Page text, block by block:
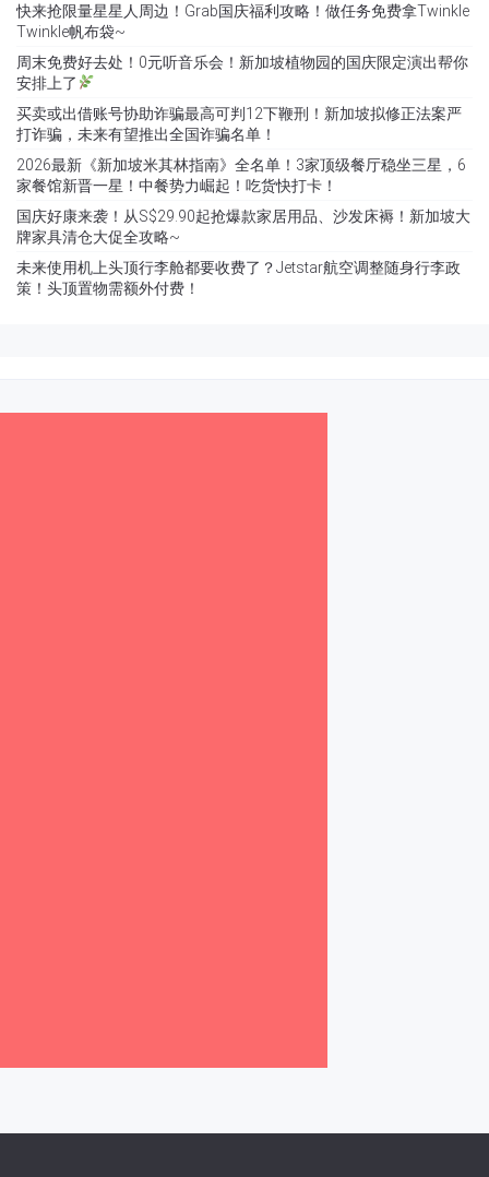
快来抢限量星星人周边！Grab国庆福利攻略！做任务免费拿Twinkle
Twinkle帆布袋~
周末免费好去处！0元听音乐会！新加坡植物园的国庆限定演出帮你
安排上了
买卖或出借账号协助诈骗最高可判12下鞭刑！新加坡拟修正法案严
打诈骗，未来有望推出全国诈骗名单！
2026最新《新加坡米其林指南》全名单！3家顶级餐厅稳坐三星，6
家餐馆新晋一星！中餐势力崛起！吃货快打卡！
国庆好康来袭！从S$29.90起抢爆款家居用品、沙发床褥！新加坡大
牌家具清仓大促全攻略~
未来使用机上头顶行李舱都要收费了？Jetstar航空调整随身行李政
策！头顶置物需额外付费！